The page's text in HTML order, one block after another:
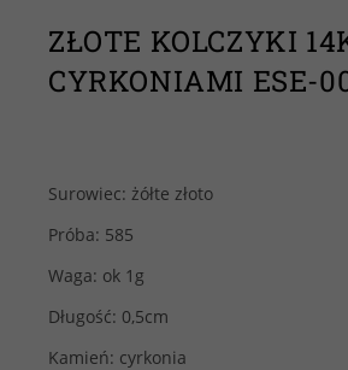
ZŁOTE KOLCZYKI
CYRKONIAMI ESE-
Surowiec: żółte złoto
Próba: 585
Waga: ok 1g
Długość: 0,5cm
Kamień: cyrkonia